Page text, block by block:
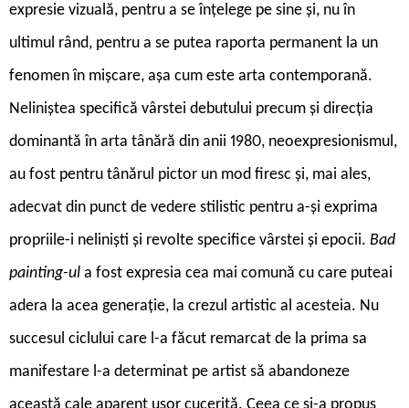
expresie vizuală, pentru a se înțelege pe sine și, nu în
ultimul rând, pentru a se putea raporta permanent la un
fenomen în mișcare, așa cum este arta contemporană.
Neliniștea specifică vârstei debutului precum și direcția
dominantă în arta tânără din anii 1980, neoexpresionismul,
au fost pentru tânărul pictor un mod firesc și, mai ales,
adecvat din punct de vedere stilistic pentru a-și exprima
propriile-i neliniști și revolte specifice vârstei și epocii. Bad
painting-ul a fost expresia cea mai comună cu care puteai
adera la acea generație, la crezul artistic al acesteia. Nu
succesul ciclului care l-a făcut remarcat de la prima sa
manifestare l-a determinat pe artist să abandoneze